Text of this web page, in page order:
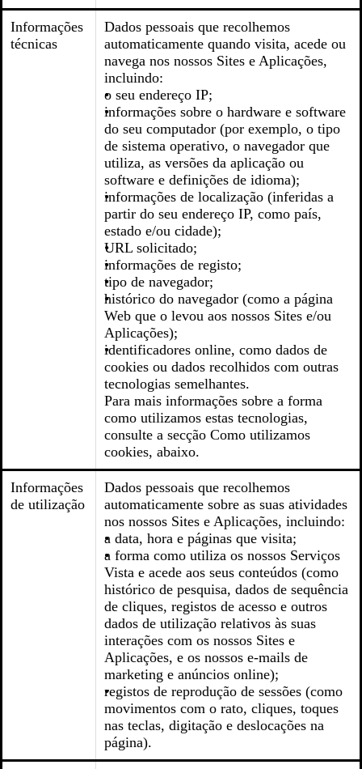
Informações
técnicas
Dados pessoais que recolhemos
automaticamente quando visita, acede ou
navega nos nossos Sites e Aplicações,
incluindo:
o seu endereço IP;
informações sobre o hardware e software
do seu computador (por exemplo, o tipo
de sistema operativo, o navegador que
utiliza, as versões da aplicação ou
software e definições de idioma);
informações de localização (inferidas a
partir do seu endereço IP, como país,
estado e/ou cidade);
URL solicitado;
informações de registo;
tipo de navegador;
histórico do navegador (como a página
Web que o levou aos nossos Sites e/ou
Aplicações);
identificadores online, como dados de
cookies ou dados recolhidos com outras
tecnologias semelhantes.
Para mais informações sobre a forma
como utilizamos estas tecnologias,
consulte a secção Como utilizamos
cookies, abaixo.
Informações
de utilização
Dados pessoais que recolhemos
automaticamente sobre as suas atividades
nos nossos Sites e Aplicações, incluindo:
a data, hora e páginas que visita;
a forma como utiliza os nossos Serviços
Vista e acede aos seus conteúdos (como
histórico de pesquisa, dados de sequência
de cliques, registos de acesso e outros
dados de utilização relativos às suas
interações com os nossos Sites e
Aplicações, e os nossos e-mails de
marketing e anúncios online);
registos de reprodução de sessões (como
movimentos com o rato, cliques, toques
nas teclas, digitação e deslocações na
página).